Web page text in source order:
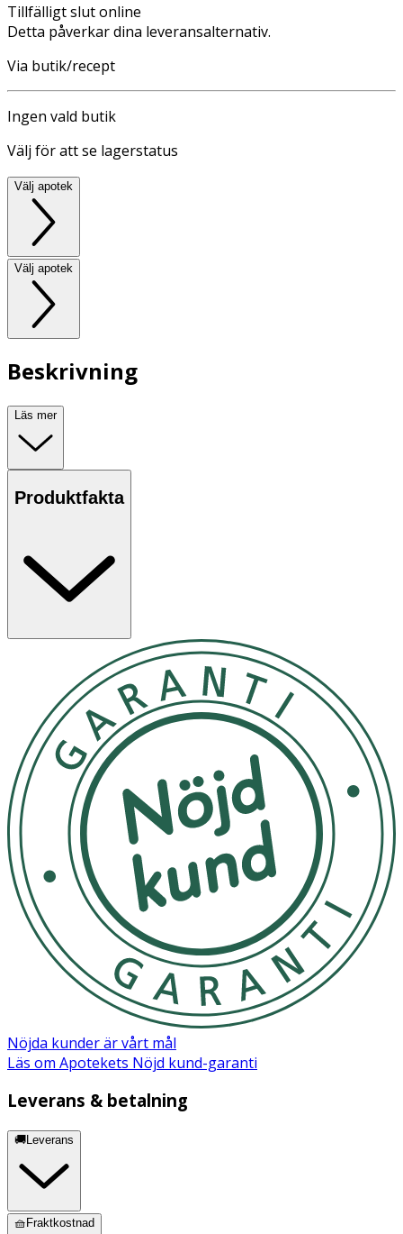
Tillfälligt slut online
Detta påverkar dina leveransalternativ.
Via butik/recept
Ingen vald butik
Välj för att se lagerstatus
Välj apotek
Välj apotek
Beskrivning
Läs mer
Produktfakta
Nöjda kunder är vårt mål
Läs om Apotekets Nöjd kund-garanti
Leverans & betalning
🚚Leverans
🧺Fraktkostnad